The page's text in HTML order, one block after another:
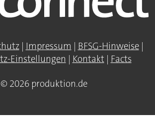
| Impressum | BFSG-Hinweise|
Einstellungen | Kontakt| Facts
© 2026 produktion.de